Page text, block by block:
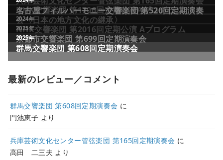
最新のレビュー／コメント
群馬交響楽団 第608回定期演奏会 に
門池恵子 より
兵庫芸術文化センター管弦楽団 第165回定期演奏会 に
高田 二三夫 より